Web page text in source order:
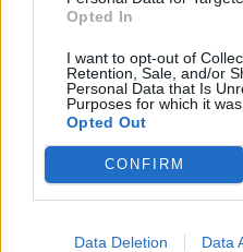
Opted In
I want to opt-out of
Retention, Sale, and/or
Personal Data that Is
Purposes for which it was
Opted Out
CONFIRM
Data Deletion Data
Προηγούμενο